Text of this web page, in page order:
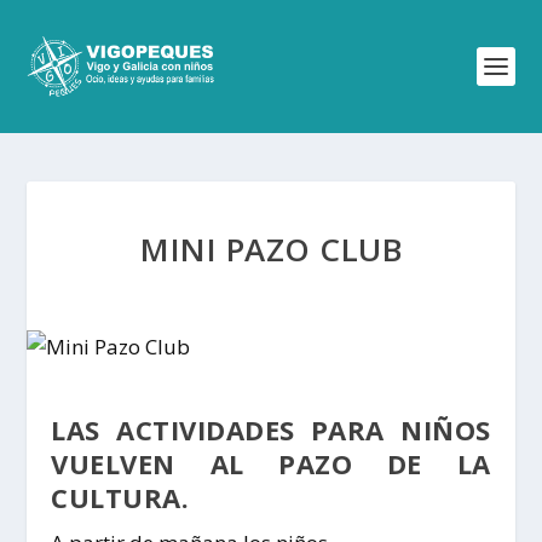
MINI PAZO CLUB
LAS ACTIVIDADES PARA NIÑOS
VUELVEN AL PAZO DE LA
CULTURA.